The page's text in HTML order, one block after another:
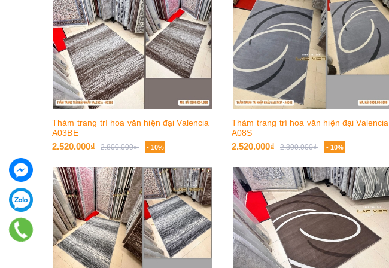
Thảm trang trí hoa văn hiện đại Valencia
A03BE
2.520.000₫ 2.800.000₫ - 10%
Thảm trang trí hoa văn hiện đại Valencia
A08S
2.520.000₫ 2.800.000₫ - 10%